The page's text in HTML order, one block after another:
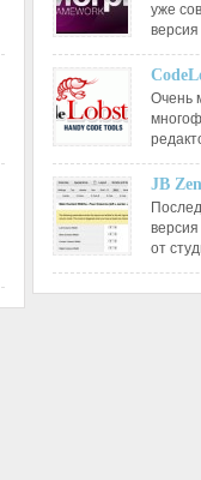
уже
Очень
JB
от